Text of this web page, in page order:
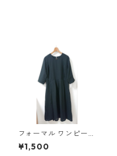
フォーマル ワンピース
5L ブラック ◆KIY-13
00◆
¥1,500